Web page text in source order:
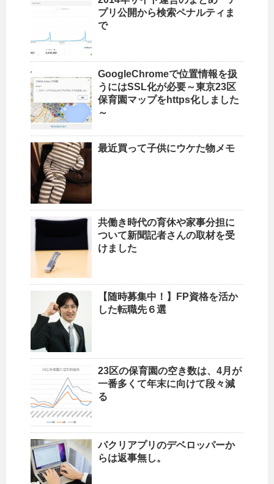
プリ公開から検索ペナルティま
で
GoogleChromeで位置情報を扱
うにはSSL化が必要～東京23区
保育園マップをhttps化しました
～
最近買って子供にウケた物メモ
共働き時代の育休や家事分担に
ついて新聞記者さんの取材を受
けました
【随時募集中！】FP資格を活か
した転職先６選
23区の保育園の空き数は、4月が
一番多くて年末に向けて段々減
る
パクリアプリのデベロッパーか
らは返事無し。